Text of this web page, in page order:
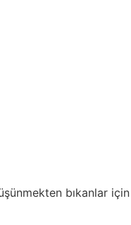
bıkanlar için